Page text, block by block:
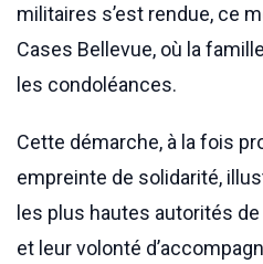
militaires s’est rendue, ce
Cases Bellevue, où la
les condoléances.
Cette démarche, à la fois
empreinte de solidarité,
les plus hautes autorités de
et leur volonté